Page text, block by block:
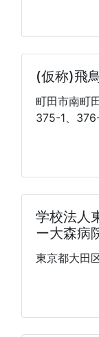
(仮称)飛
町田市南町
375-1、
学校法人
ー大森病
東京都大田